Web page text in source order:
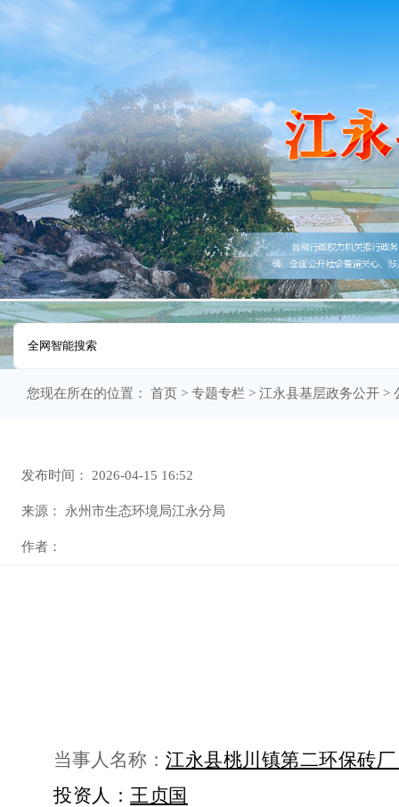
您现在所在的位置： 首页 > 专题专栏 > 江永县基层政务公开 >
发布时间： 2026-04-15 16:52
来源： 永州市生态环境局江永分局
作者：
当事人名称： 江永县桃川镇第二环保砖
投资人： 王贞国